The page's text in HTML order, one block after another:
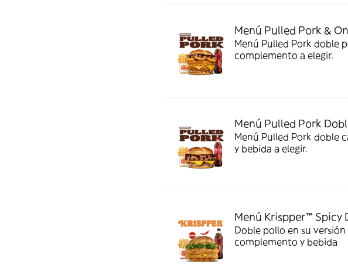
Menú Pulled Pork &
Menú Pulled Pork doble
complemento a elegir.
Menú Pulled Pork
Menú Pulled Pork doble
y bebida a elegir.
Menú Krispper™ Spicy
Doble pollo en su
complemento y bebida